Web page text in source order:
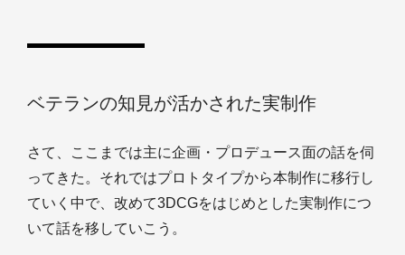
ベテランの知見が活かされた実制作
さて、ここまでは主に企画・プロデュース面の話を伺
ってきた。それではプロトタイプから本制作に移行し
ていく中で、改めて3DCGをはじめとした実制作につ
いて話を移していこう。